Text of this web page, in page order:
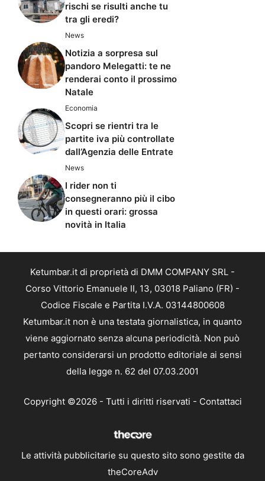
rischi se risulti anche tu
tra gli eredi?
News
Notizia a sorpresa sul
pandoro Melegatti: te ne
renderai conto il prossimo
Natale
Economia
Scopri se rientri tra le
partite iva più controllate
dall’Agenzia delle Entrate
News
I rider non ti
consegneranno più il cibo
in questi orari: grossa
novità in Italia
Ketumbar.it di proprietà di DMM COMPANY SRL -
Corso Vittorio Emanuele II, 13, 03018 Paliano (FR) -
Codice Fiscale e Partita I.V.A. 03144800608
Ketumbar.it non è una testata giornalistica, in quanto
viene aggiornato senza alcuna periodicità. Non può
pertanto considerarsi un prodotto editoriale ai sensi
della legge n. 62 del 07.03.2001
Copyright ©2026 - Tutti i diritti riservati - Contattaci
Le attività pubblicitarie su questo sito sono gestite da
theCoreAdv